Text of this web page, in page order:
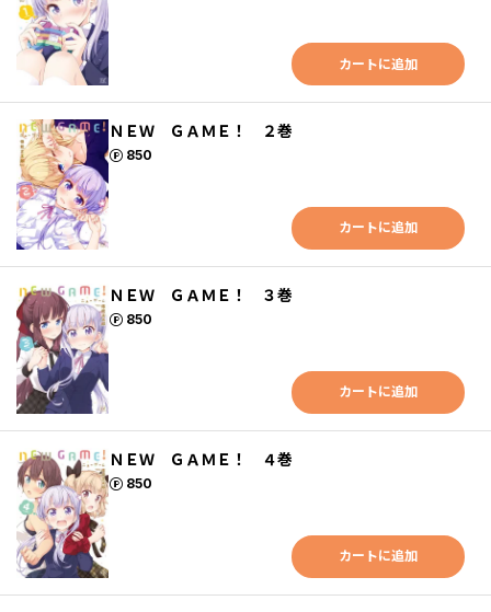
カートに追加
ＮＥＷ ＧＡＭＥ！ ２巻
850
ポイント
カートに追加
ＮＥＷ ＧＡＭＥ！ ３巻
850
ポイント
カートに追加
ＮＥＷ ＧＡＭＥ！ ４巻
850
ポイント
カートに追加